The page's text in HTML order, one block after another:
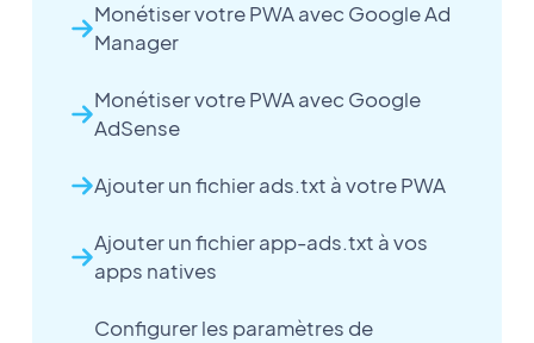
Monétiser votre PWA avec Google Ad
Manager
Monétiser votre PWA avec Google
AdSense
Ajouter un fichier ads.txt à votre PWA
Ajouter un fichier app-ads.txt à vos
apps natives
Configurer les paramètres de